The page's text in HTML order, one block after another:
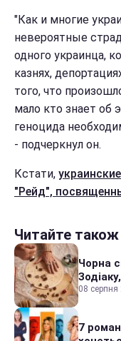
"Как и многие
невероятные
одного украинца,
казнях,
того, что
мало кто знает об
геноцида
- подчеркнул он.
Кстати,
"Рейд",
Читайте також
Чорна
08
7